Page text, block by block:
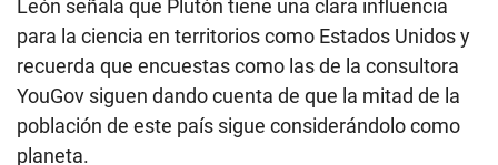
León señala que Plutón tiene una clara influencia
para la ciencia en territorios como Estados Unidos y
recuerda que encuestas como las de la consultora
YouGov siguen dando cuenta de que la mitad de la
población de este país sigue considerándolo como
planeta.